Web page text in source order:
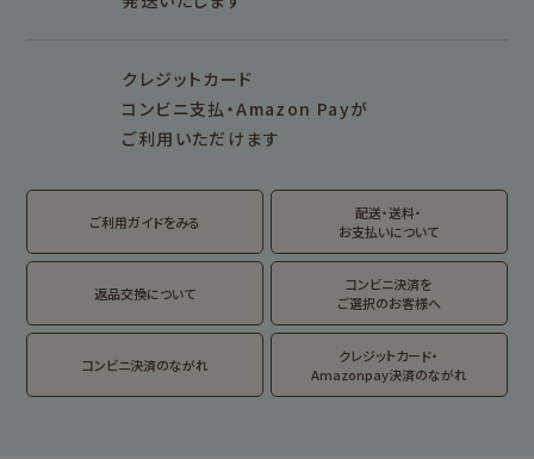
フルカワはんこの商品を見る スタンプパッドの商品を見る
サンリオキャラクタ
ーズ
おやつパーティ
トビマツショウイチ
ロウ
トコロコムギ
アルプスの少女ハイ
ジ
Lipton BEAR'S
カルビーレトロ
サンリオキャラクタ
ーズ
フルーツマーケット
お菓子などうぶつ
工房
翠 sui の商品を見る 結々 yuiyui の商品を見る
クレジットカード
コンビニ支払・Amazon Payが
ご利用いただけます
ご利用ガイドをみる
配送・送料・
お支払いについて
返品交換について
コンビニ決済を
ご選択のお客様へ
コンビニ決済のながれ
クレジットカード・
Amazonpay決済のながれ